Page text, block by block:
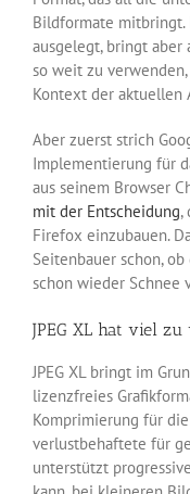
Bildformate mitbringt.
ausgelegt, bringt
so weit zu
Kontext der aktuellen
Aber zuerst strich
Implementierung für
aus seinem Browser
mit der Entscheidung,
Firefox einzubauen.
Seitenbauer schon,
schon wieder Schnee
JPEG XL hat viel zu
JPEG XL bringt im
lizenzfreies
Komprimierung für
verlustbehaftete für
unterstützt